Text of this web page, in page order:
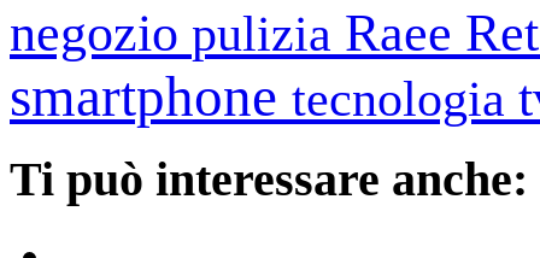
negozio pulizia Raee
smartphone tecnologia
Ti può interessare anche: